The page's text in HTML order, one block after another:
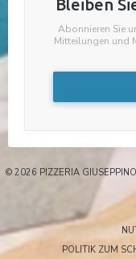
Bleiben
Abonnieren Sie
Mitteilungen und
© 2026 PIZZERIA
POLITIK ZUM